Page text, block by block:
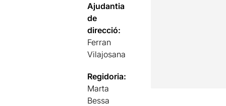
Ajudantia
de
direcció:
Ferran
Vilajosana
Regidoria:
Marta
Bessa